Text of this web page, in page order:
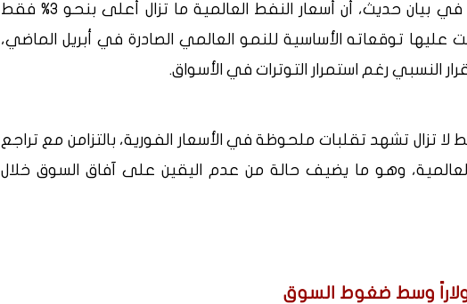
كشف صندوق النقد الدولي في بيان حديث، أن أسعار النفط العالمية ما تزال أعلى بنحو 3% فقط
عليها توقعاته الأساسية للنمو العالمي الصادرة في أبريل الماضي،
النسبي رغم استمرار التوترات في الأسواق.
تزال تشهد تقلبات ملحوظة في الأسعار الفورية، بالتزامن مع تراجع
وهو ما يضيف حالة من عدم اليقين على آفاق السوق خلال